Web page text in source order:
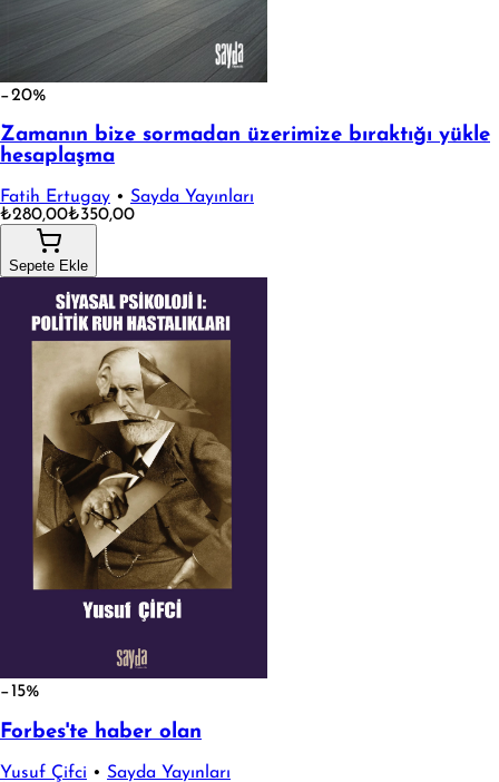
−20%
Zamanın bize sormadan üzerimize bıraktığı yükle
hesaplaşma
Fatih Ertugay • Sayda Yayınları
₺280,00₺350,00
Sepete Ekle
−15%
Forbes'te haber olan
Yusuf Çifci • Sayda Yayınları